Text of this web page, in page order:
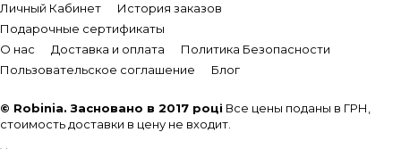
Личный Кабинет
История заказов
Подарочные сертификаты
О нас
Доставка и оплата
Политика Безопасности
Пользовательское соглашение
Блог
© Robinia. Засновано в 2017 році Все цены поданы в ГРН,
стоимость доставки в цену не входит.